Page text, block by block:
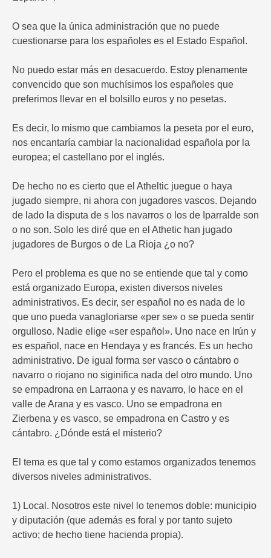
O sea que la única administración que no puede
cuestionarse para los españoles es el Estado Español.
No puedo estar más en desacuerdo. Estoy plenamente
convencido que son muchísimos los españoles que
preferimos llevar en el bolsillo euros y no pesetas.
Es decir, lo mismo que cambiamos la peseta por el euro,
nos encantaría cambiar la nacionalidad española por la
europea; el castellano por el inglés.
De hecho no es cierto que el Atheltic juegue o haya
jugado siempre, ni ahora con jugadores vascos. Dejando
de lado la disputa de s los navarros o los de Iparralde son
o no son. Solo les diré que en el Athetic han jugado
jugadores de Burgos o de La Rioja ¿o no?
Pero el problema es que no se entiende que tal y como
está organizado Europa, existen diversos niveles
administrativos. Es decir, ser español no es nada de lo
que uno pueda vanagloriarse «per se» o se pueda sentir
orgulloso. Nadie elige «ser español». Uno nace en Irún y
es español, nace en Hendaya y es francés. Es un hecho
administrativo. De igual forma ser vasco o cántabro o
navarro o riojano no siginifica nada del otro mundo. Uno
se empadrona en Larraona y es navarro, lo hace en el
valle de Arana y es vasco. Uno se empadrona en
Zierbena y es vasco, se empadrona en Castro y es
cántabro. ¿Dónde está el misterio?
El tema es que tal y como estamos organizados tenemos
diversos niveles administrativos.
1) Local. Nosotros este nivel lo tenemos doble: municipio
y diputación (que además es foral y por tanto sujeto
activo; de hecho tiene hacienda propia).